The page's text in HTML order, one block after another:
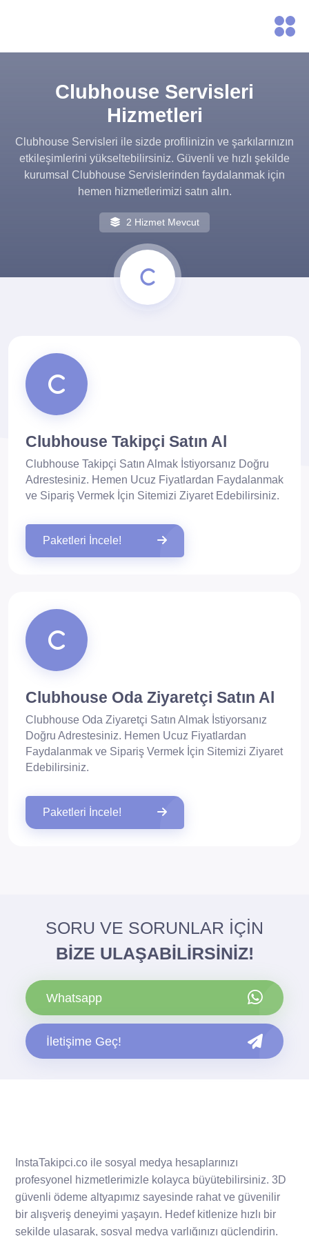
Clubhouse Servisleri
Hizmetleri
Clubhouse Servisleri ile sizde profilinizin ve şarkılarınızın
etkileşimlerini yükseltebilirsiniz. Güvenli ve hızlı şekilde
kurumsal Clubhouse Servislerinden faydalanmak için
hemen hizmetlerimizi satın alın.
2 Hizmet Mevcut
Clubhouse Takipçi Satın Al
Clubhouse Takipçi Satın Almak İstiyorsanız Doğru
Adrestesiniz. Hemen Ucuz Fiyatlardan Faydalanmak
ve Sipariş Vermek İçin Sitemizi Ziyaret Edebilirsiniz.
Paketleri İncele!
Clubhouse Oda Ziyaretçi Satın Al
Clubhouse Oda Ziyaretçi Satın Almak İstiyorsanız
Doğru Adrestesiniz. Hemen Ucuz Fiyatlardan
Faydalanmak ve Sipariş Vermek İçin Sitemizi Ziyaret
Edebilirsiniz.
Paketleri İncele!
SORU VE SORUNLAR İÇİN
BİZE ULAŞABİLİRSİNİZ!
Whatsapp
İletişime Geç!
InstaTakipci.co ile sosyal medya hesaplarınızı
profesyonel hizmetlerimizle kolayca büyütebilirsiniz. 3D
güvenli ödeme altyapımız sayesinde rahat ve güvenilir
bir alışveriş deneyimi yaşayın. Hedef kitlenize hızlı bir
şekilde ulaşarak, sosyal medya varlığınızı güçlendirin.